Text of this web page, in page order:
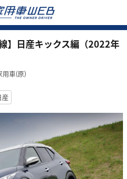
】日産キックス編（2022年
用車(原)
産